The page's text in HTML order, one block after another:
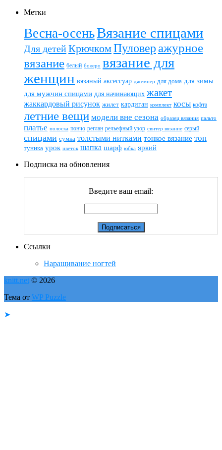
Метки
Весна-осеньВязание спицами
Для детейКрючкомПуловер ажурное
вязание белый болеро вязание для
женщин вязаный аксессуар джемпер для дома для зимы
для мужчин спицами для начинающих жакет
жаккардовый рисунок жилет кардиган комплект косы кофта
летние вещи модели вне сезона образец вязания пальто
платье полоска пончо реглан рельефный узор свитер вязание серый
спицами сумка толстыми нитками тонкое вязание топ
туника урок цветок шапка шарф юбка яркий
Подписка на обновления
Введите ваш email:
Ссылки
Наращивание ногтей
knitt.net © 2026
Тема от WP Puzzle
➤